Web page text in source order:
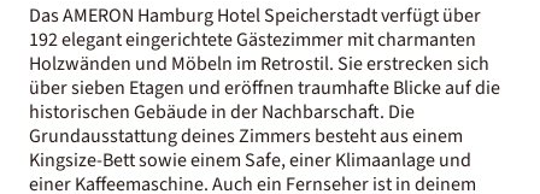
Das AMERON Hamburg Hotel Speicherstadt verfügt über
192 elegant eingerichtete Gästezimmer mit charmanten
Holzwänden und Möbeln im Retrostil. Sie erstrecken sich
über sieben Etagen und eröffnen traumhafte Blicke auf die
historischen Gebäude in der Nachbarschaft. Die
Grundausstattung deines Zimmers besteht aus einem
Kingsize-Bett sowie einem Safe, einer Klimaanlage und
einer Kaffeemaschine. Auch ein Fernseher ist in deinem